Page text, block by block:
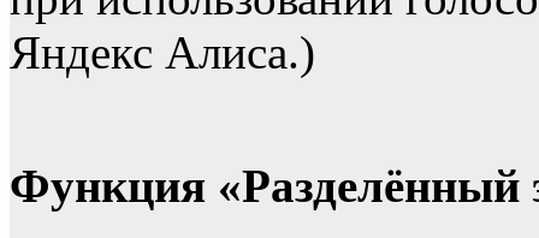
Яндекс Алиса.)
Функция «Разделённый